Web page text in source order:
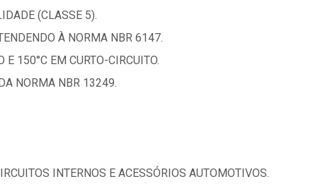
(CLASSE 5).
À NORMA NBR 6147.
150°C EM CURTO-CIRCUITO.
NORMA NBR 13249.
INTERNOS E ACESSÓRIOS AUTOMOTIVOS.